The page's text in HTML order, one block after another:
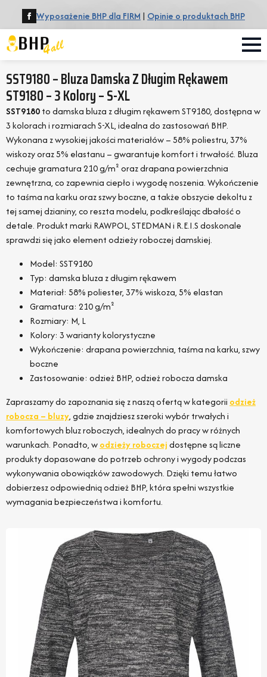
Wyposażenie BHP dla FIRM | Opinie o produktach BHP
SST9180 – Bluza Damska Z Długim Rękawem
ST9180 – 3 Kolory – S-XL
SST9180to damska bluza z długim rękawem ST9180, dostępna w
3 kolorach i rozmiarach S-XL, idealna do zastosowań BHP.
Wykonana z wysokiej jakości materiałów – 58% poliestru, 37%
wiskozy oraz 5% elastanu – gwarantuje komfort i trwałość. Bluza
cechuje gramatura 210 g/m² oraz drapana powierzchnia
zewnętrzna, co zapewnia ciepło i wygodę noszenia. Wykończenie
to taśma na karku oraz szwy boczne, a także obszycie dekoltu z
tej samej dzianiny, co reszta modelu, podkreślając dbałość o
detale. Produkt marki RAWPOL, STEDMAN i R.E.I.S doskonale
sprawdzi się jako element odzieży roboczej damskiej.
Model: SST9180
Typ: damska bluza z długim rękawem
Materiał: 58% poliester, 37% wiskoza, 5% elastan
Gramatura: 210 g/m²
Rozmiary: M, L
Kolory: 3 warianty kolorystyczne
Wykończenie: drapana powierzchnia, taśma na karku, szwy
boczne
Zastosowanie: odzież BHP, odzież robocza damska
Zapraszamy do zapoznania się z naszą ofertą w kategorii odzież
robocza – bluzy, gdzie znajdziesz szeroki wybór trwałych i
komfortowych bluz roboczych, idealnych do pracy w różnych
warunkach. Ponadto, wodzieży roboczejdostępne są liczne
produkty dopasowane do potrzeb ochrony i wygody podczas
wykonywania obowiązków zawodowych. Dzięki temu łatwo
dobierzesz odpowiednią odzież BHP, która spełni wszystkie
wymagania bezpieczeństwa i komfortu.